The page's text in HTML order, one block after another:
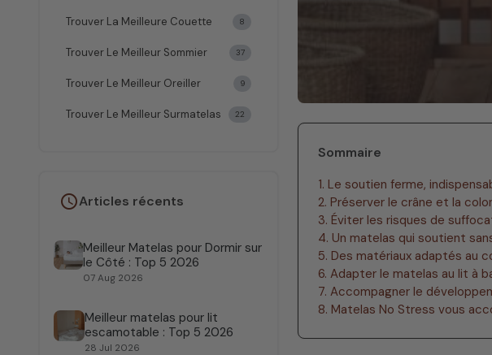
Trouver La Meilleure Couette 8
Trouver Le Meilleur Sommier 37
Trouver Le Meilleur Oreiller 9
Trouver Le Meilleur Surmatelas 22
scheduleArticles récents
Meilleur Matelas pour Dormir sur
le Côté : Top 5 2026
07 Aug 2026
Meilleur matelas pour lit
escamotable : Top 5 2026
28 Jul 2026
Sommaire
1. Le soutien ferme,
2. Préserver le crâne et la
3. Éviter les risques de
4. Un matelas qui soutient
5. Des matériaux adaptés au
6. Adapter le matelas au lit à
7. Accompagner le
8. Matelas No Stress vous